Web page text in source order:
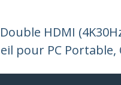
HDMI
pour PC Portable,